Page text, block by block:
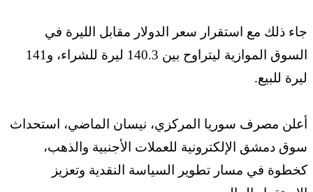
جاء ذلك مع استقرار سعر الدولار مقابل الليرة في
السوق الموازية ليتراوح بين 140.3 ليرة للشراء، و141
ليرة للبيع.
أعلن مصرف سوريا المركزي، نيسان الماضي، استحداث
سوق دمشق الإلكترونية للعملات الأجنبية والذهب،
كخطوة في مسار تطوير السياسة النقدية وتعزيز